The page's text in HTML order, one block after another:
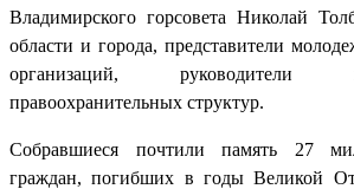
Владимирского горсовета Николай
области и города, представители
организаций,
правоохранительных структур.
Собравшиеся почтили память 27
граждан, погибших в годы Великой